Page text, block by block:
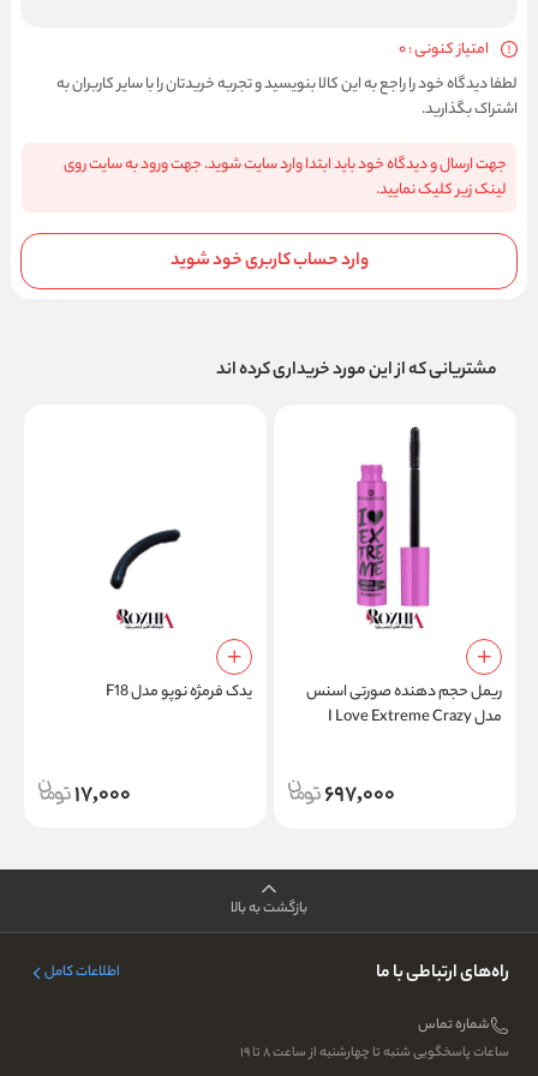
امتیاز کنونی : 0
لطفا دیدگاه خود را راجع به این کالا بنویسید و تجربه خریدتان را با سایر کاربران به
اشتراک بگذارید.
جهت ارسال و دیدگاه خود باید ابتدا وارد سایت شوید. جهت ورود به سایت روی
لینک زیر کلیک نمایید.
وارد حساب کاربری خود شوید
مشتریانی که از این مورد خریداری کرده اند
ریمل حجم دهنده صورتی اسنس
مدل I Love Extreme Crazy
697,000
یدک فرمژه نوپو مدل F18
17,000
بازگشت به بالا
راه‌های ارتباطی با ما اطلاعات کامل
شماره تماس
ساعات پاسخگویی شنبه تا چهارشنبه از ساعت ۸ تا ۱۹